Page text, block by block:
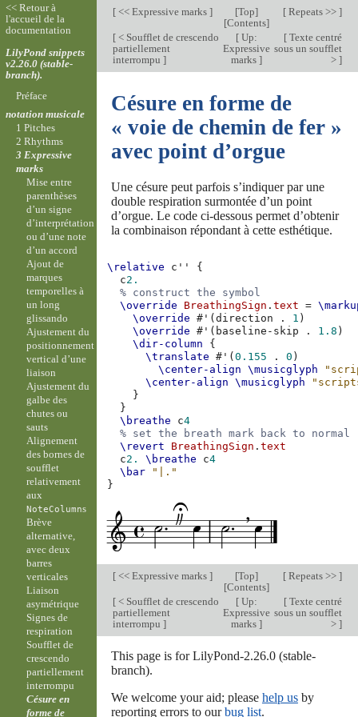
[<< Expressive marks ] [Top]
[Contents]
[Repeats >> ]
[< Soufflet de crescendo
partiellement
interrompu ]
[Up:
Expressive
marks ]
[Texte centré
sous un soufflet
> ]
Césure en forme de
« voie de chemin de fer »
avec point d’orgue
Une césure peut parfois s’indiquer par une
double respiration surmontée d’un point
d’orgue. Le code ci-dessous permet d’obtenir
la combinaison répondant à cette esthétique.
\relative c''
{
c2.
% construct the symbol
\override
BreathingSign .text =
\override
# ' (direction . 1 )
\override
# ' ( baseline-skip . 1.8 )
\dir-column
{
\translate
# ' (0.155 . 0 )
\center-align
\musicglyph
\center-align
\musicglyph
}
}
\breathe
c4
% set the breath mark back to normal
\revert
BreathingSign .text
c2. \breathe c4
\bar
"|."
}
[<< Expressive marks ] [Top]
[Contents]
[Repeats >> ]
[< Soufflet de crescendo
partiellement
interrompu ]
[Up:
Expressive
marks ]
[Texte centré
sous un soufflet
> ]
This page is for LilyPond-2.26.0 (stable-
branch).
We welcome your aid; please help usby
reporting errors to ourbug list.
<< Retour à
l'accueil de la
documentation
LilyPond snippets
v2.26.0 (stable-
branch).
Préface
notation musicale
1 Pitches
2 Rhythms
3 Expressive
marks
Mise entre
parenthèses
d’un signe
d’interprétation
ou d’une note
d’un accord
Ajout de
marques
temporelles à
un long
glissando
Ajustement du
positionnement
vertical d’une
liaison
Ajustement du
galbe des
chutes ou
sauts
Alignement
des bornes de
soufflet
relativement
aux
NoteColumns
Brève
alternative,
avec deux
barres
verticales
Liaison
asymétrique
Signes de
respiration
Soufflet de
crescendo
partiellement
interrompu
Césure en
forme de